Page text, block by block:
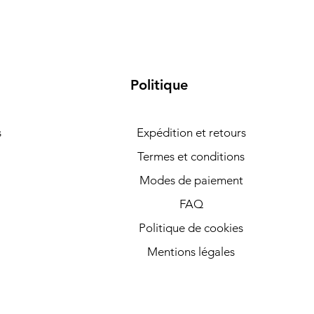
Politique
Expédition et retours
Termes et conditions
Modes de paiement
FAQ
Politique de cookies
Mentions légales